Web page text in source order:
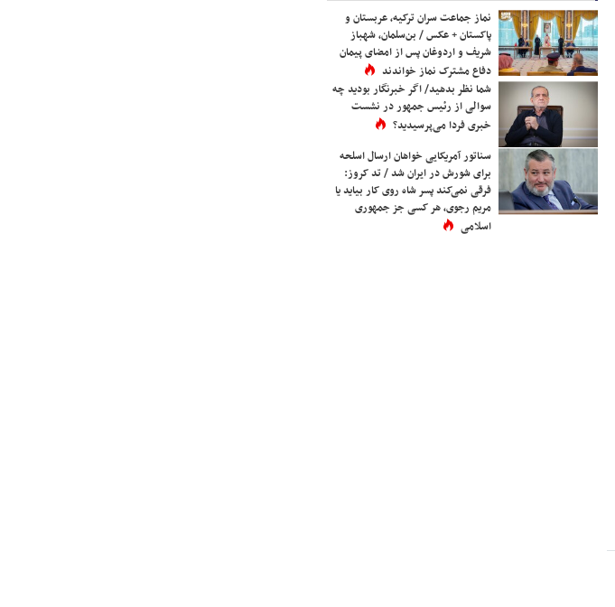
نماز جماعت سران ترکیه، عربستان و
پاکستان + عکس / بن‌سلمان، شهباز
شریف و اردوغان پس از امضای پیمان
دفاع مشترک نماز خواندند
شما نظر بدهید/ اگر خبرنگار بودید چه
سوالی از رئیس جمهور در نشست
خبری فردا می‌پرسیدید؟
سناتور آمریکایی خواهان ارسال اسلحه
برای شورش در ایران شد / تد کروز:
فرقی نمی‌کند پسر شاه روی کار بیاید یا
مریم رجوی، هر کسی جز جمهوری
اسلامی